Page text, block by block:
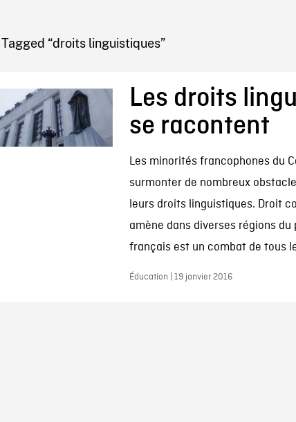
ONF
Tagged “droits linguistiques”
Les droits
se racontent
Les minorités francophones du
surmonter de nombreux
leurs droits linguistiques. Droit
amène dans diverses régions du
français est un combat de tous
Éducation | 19 janvier 2016